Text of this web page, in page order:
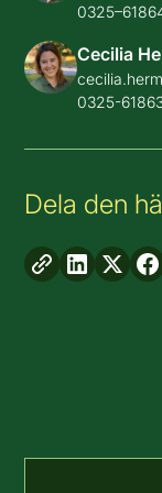
Cecilia
0325-
Dela den